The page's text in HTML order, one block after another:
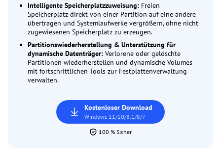
Intelligente Speicherplatzzuweisung: Freien
Speicherplatz direkt von einer Partition auf eine andere
übertragen und Systemlaufwerke vergrößern, ohne nicht
zugewiesenen Speicherplatz zu erzeugen.
Partitionswiederherstellung & Unterstützung für
dynamische Datenträger: Verlorene oder gelöschte
Partitionen wiederherstellen und dynamische Volumes
mit fortschrittlichen Tools zur Festplattenverwaltung
verwalten.
Kostenloser Download
Windows 11/10/8.1/8/7
100 % Sicher